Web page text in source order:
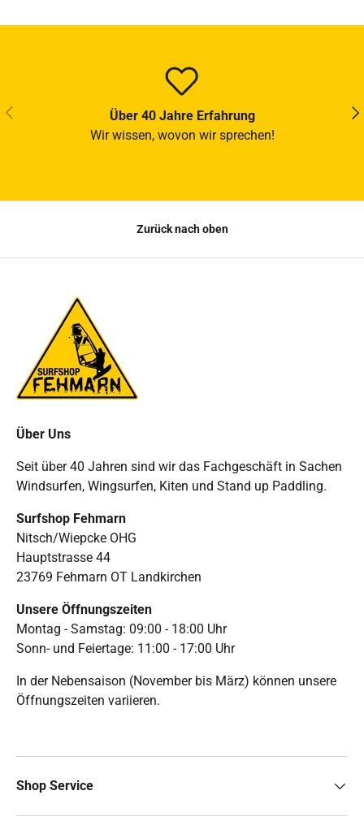
VORHERIGE
Über 40 Jahre Erfahrung
Wir wissen, wovon wir sprechen!
Zurück nach oben
Über Uns
Seit über 40 Jahren sind wir das Fachgeschäft in Sachen
Windsurfen, Wingsurfen, Kiten und Stand up Paddling.
Surfshop Fehmarn
Nitsch/Wiepcke OHG
Hauptstrasse 44
23769 Fehmarn OT Landkirchen
Unsere Öffnungszeiten
Montag - Samstag: 09:00 - 18:00 Uhr
Sonn- und Feiertage: 11:00 - 17:00 Uhr
In der Nebensaison (November bis März) können unsere
Öffnungszeiten variieren.
Shop Service